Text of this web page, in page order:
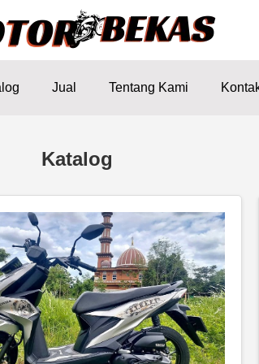
Jual Tentang Kami
Katalog